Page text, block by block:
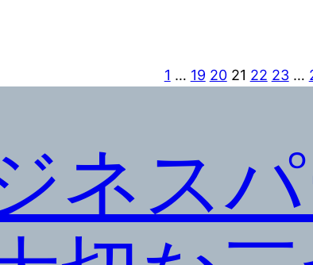
1 … 19 20 21 22 23 …
ネス